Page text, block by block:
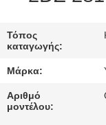
ΕΠΑΦΉ
ΜΕ
Τόπος
καταγωγής:
Μάρκα:
Αριθμό
μοντέλου: